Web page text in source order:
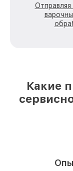
Отправляя
Какие